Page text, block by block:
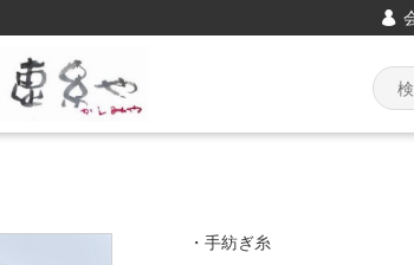
・手紡ぎ糸